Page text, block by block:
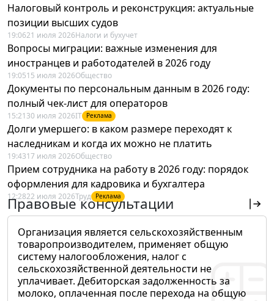
Налоговый контроль и реконструкция: актуальные
позиции высших судов
19:0621 июля 2026Налоги и бухучет
Вопросы миграции: важные изменения для
иностранцев и работодателей в 2026 году
19:0515 июля 2026Общество
Документы по персональным данным в 2026 году:
полный чек-лист для операторов
15:21 30 июля 2026IT Реклама
Долги умершего: в каком размере переходят к
наследникам и когда их можно не платить
19:4317 июля 2026Общество
Прием сотрудника на работу в 2026 году: порядок
оформления для кадровика и бухгалтера
12:2822 июля 2026Труд Реклама
Правовые консультации
Организация является сельскохозяйственным
товаропроизводителем, применяет общую
систему налогообложения, налог с
сельскохозяйственной деятельности не
уплачивает. Дебиторская задолженность за
молоко, оплаченная после перехода на общую